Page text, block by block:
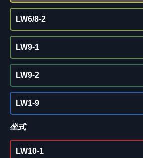
LW6/8-2
LW9-1
LW9-2
LW1-9
坐式
LW10-1